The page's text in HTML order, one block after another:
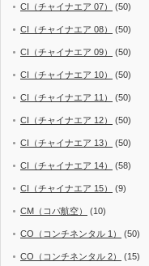
CI（チャイナエア 07） (50)
CI（チャイナエア 08） (50)
CI（チャイナエア 09） (50)
CI（チャイナエア 10） (50)
CI（チャイナエア 11） (50)
CI（チャイナエア 12） (50)
CI（チャイナエア 13） (50)
CI（チャイナエア 14） (58)
CI（チャイナエア 15） (9)
CM（コパ航空） (10)
CO（コンチネンタル 1） (50)
CO（コンチネンタル 2） (15)